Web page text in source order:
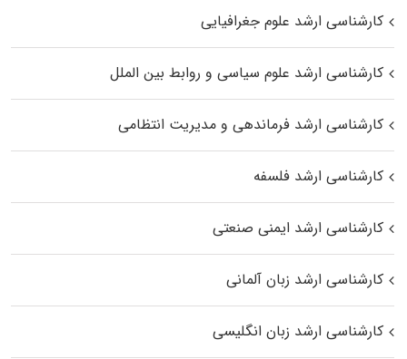
کارشناسی ارشد علوم جغرافیایی
کارشناسی ارشد علوم سیاسی و روابط بین الملل
کارشناسی ارشد فرماندهی و مدیریت انتظامی
کارشناسی ارشد فلسفه
کارشناسی ارشد ایمنی صنعتی
کارشناسی ارشد زبان آلمانی
کارشناسی ارشد زبان انگلیسی